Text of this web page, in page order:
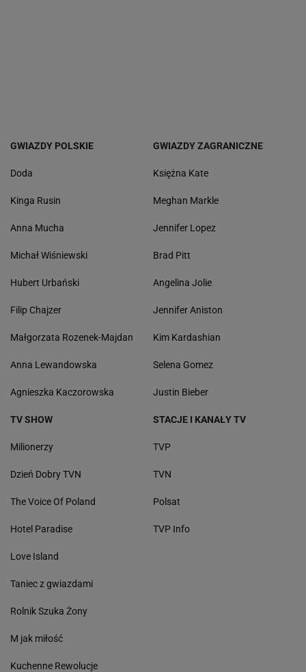
GWIAZDY POLSKIE
Doda
Kinga Rusin
Anna Mucha
Michał Wiśniewski
Hubert Urbański
Filip Chajzer
Małgorzata Rozenek-Majdan
Anna Lewandowska
Agnieszka Kaczorowska
GWIAZDY ZAGRANICZNE
Księżna Kate
Meghan Markle
Jennifer Lopez
Brad Pitt
Angelina Jolie
Jennifer Aniston
Kim Kardashian
Selena Gomez
Justin Bieber
TV SHOW
Milionerzy
Dzień Dobry TVN
The Voice Of Poland
Hotel Paradise
Love Island
Taniec z gwiazdami
Rolnik Szuka Żony
M jak miłość
Kuchenne Rewolucje
STACJE I KANAŁY TV
TVP
TVN
Polsat
TVP Info